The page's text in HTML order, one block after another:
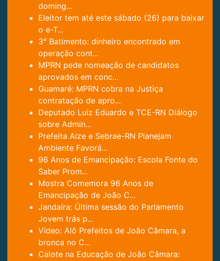
doming...
Eleitor tem até este sábado (26) para baixar
o e-T...
3° Batimento: dinheiro encontrado em
operação cont...
MPRN pede nomeação de candidatos
aprovados em conc...
Guamaré: MPRN cobra na Justiça
contratação de apro...
Deputado Luiz Eduardo e TCE-RN Diálogo
sobre Admin...
Prefeita Aize e Sebrae-RN Planejam
Ambiente Favorá...
96 Anos de Emancipação: Escola Fonte do
Saber Prom...
Mostra Comemora 96 ​​Anos de
Emancipação de João C...
Jandaíra: Última sessão do Parlamento
Jovem trás p...
Vídeo: Alô Prefeitos de João Câmara, a
bronca no C...
Calote na Educação de João Câmara: